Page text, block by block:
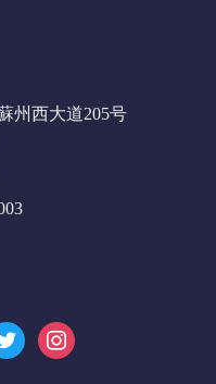
州西大道205号
instagram